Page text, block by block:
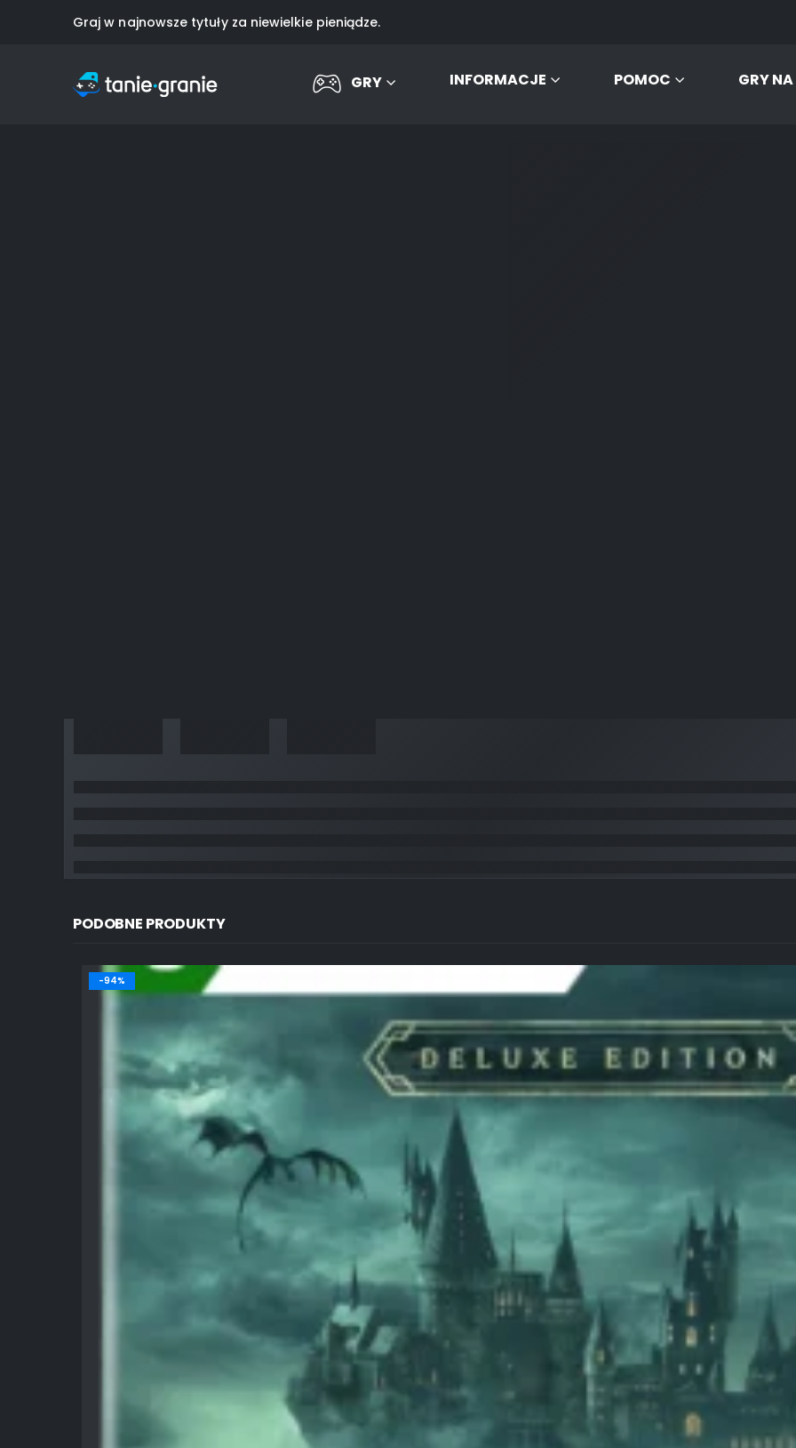
Graj w najnowsze tytuły za niewielkie pieniądze.
GRY INFORMACJE POMOC GRY
PODOBNE PRODUKTY
-94%